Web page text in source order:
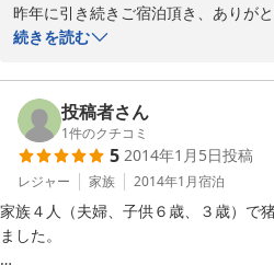
昨年に引き続きご宿泊頂き、ありが
ってコジャレたものにしようと、今
褒めのお言葉、ありがとうございます
2013/14シーズンもお客様に喜んで
追究しつつ、日々精進しております(^-
お米は、猪苗代町内の老舗の定食屋
続きを読む
投稿者さん
1件のクチコミ
5 2014年1月5日投稿
レジャー 家族 2014年1月宿泊
家族４人（夫婦、子供６歳、３歳）で
ました。